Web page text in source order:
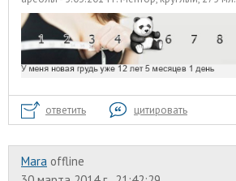
ответить цитировать
Mara offline